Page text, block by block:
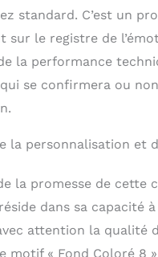
standard. C’est un
sur le registre de
la performance
se confirmera ou
la personnalisation et
la promesse de cette
réside dans sa capacité
attention la qualité
motif « Fond Coloré 8